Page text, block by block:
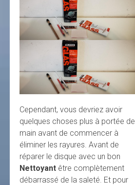
Cependant, vous devriez avoir
quelques choses plus à portée de
main avant de commencer à
éliminer les rayures. Avant de
réparer le disque avec un bon
Nettoyant être complètement
débarrassé de la saleté. Et pour